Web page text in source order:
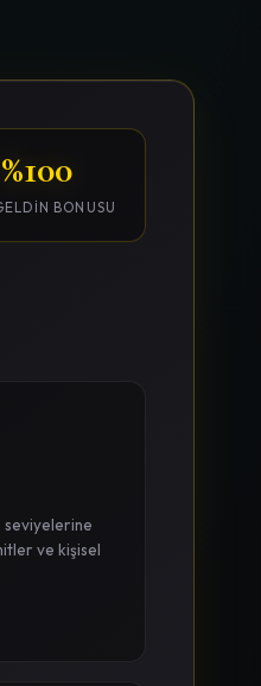
%100
BONUSU
seviyelerine
ve kişisel